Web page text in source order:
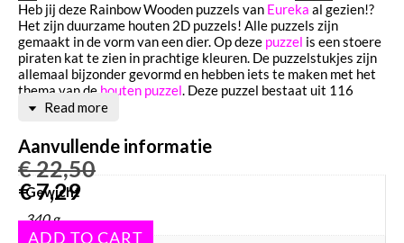
Heb jij deze Rainbow Wooden puzzels van Eureka al gezien!?
Het zijn duurzame houten 2D puzzels! Alle puzzels zijn
gemaakt in de vorm van een dier. Op deze puzzel is een stoere
piraten kat te zien in prachtige kleuren. De puzzelstukjes zijn
allemaal bijzonder gevormd en hebben iets te maken met het
thema van de houten puzzel. Deze puzzel bestaat uit 116
stukjes.
Aanvullende informatie
Gewicht
340 g
Read more
€22,50
€7,29